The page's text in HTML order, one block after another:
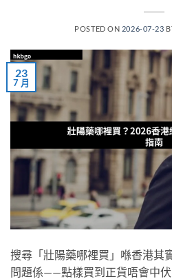
POSTED ON 2026-07-23
23
7 月
搜尋「壯陽藥哪裡買」喺香港其
問題係——點樣買到正貨唔會中